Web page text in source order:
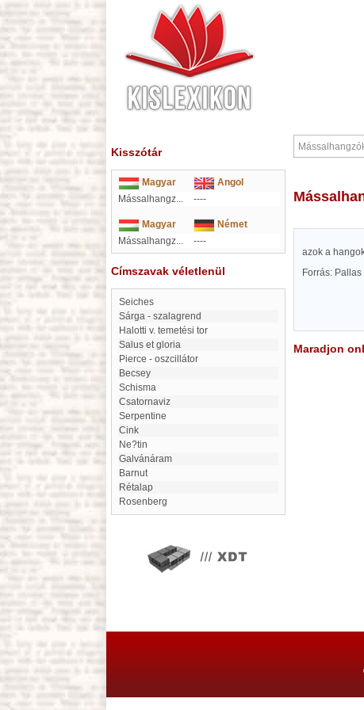
Kisszótár
Magyar
Angol
Mássalhangz...
----
Magyar
Német
Mássalhangz...
----
Címszavak véletlenül
Seiches
Sárga - szalagrend
Halotti v. temetési tor
Salus et gloria
Pierce - oszcillátor
Becsey
Schisma
Csatornaviz
Serpentine
Cink
Ne?tin
galvánáram
Barnut
Rétalap
Rosenberg
azok a
Forrás:
Maradjon